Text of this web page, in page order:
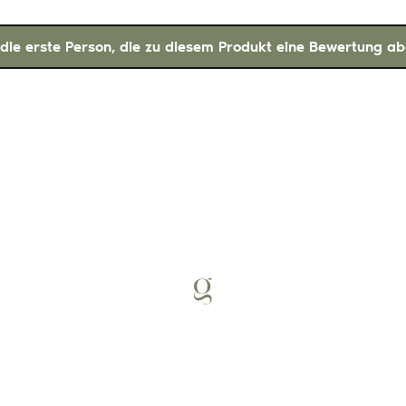
erste Person, die zu diesem Produkt eine Bewertung